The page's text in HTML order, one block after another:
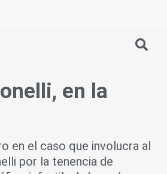
en la
en el caso que involucra al
por la tenencia de